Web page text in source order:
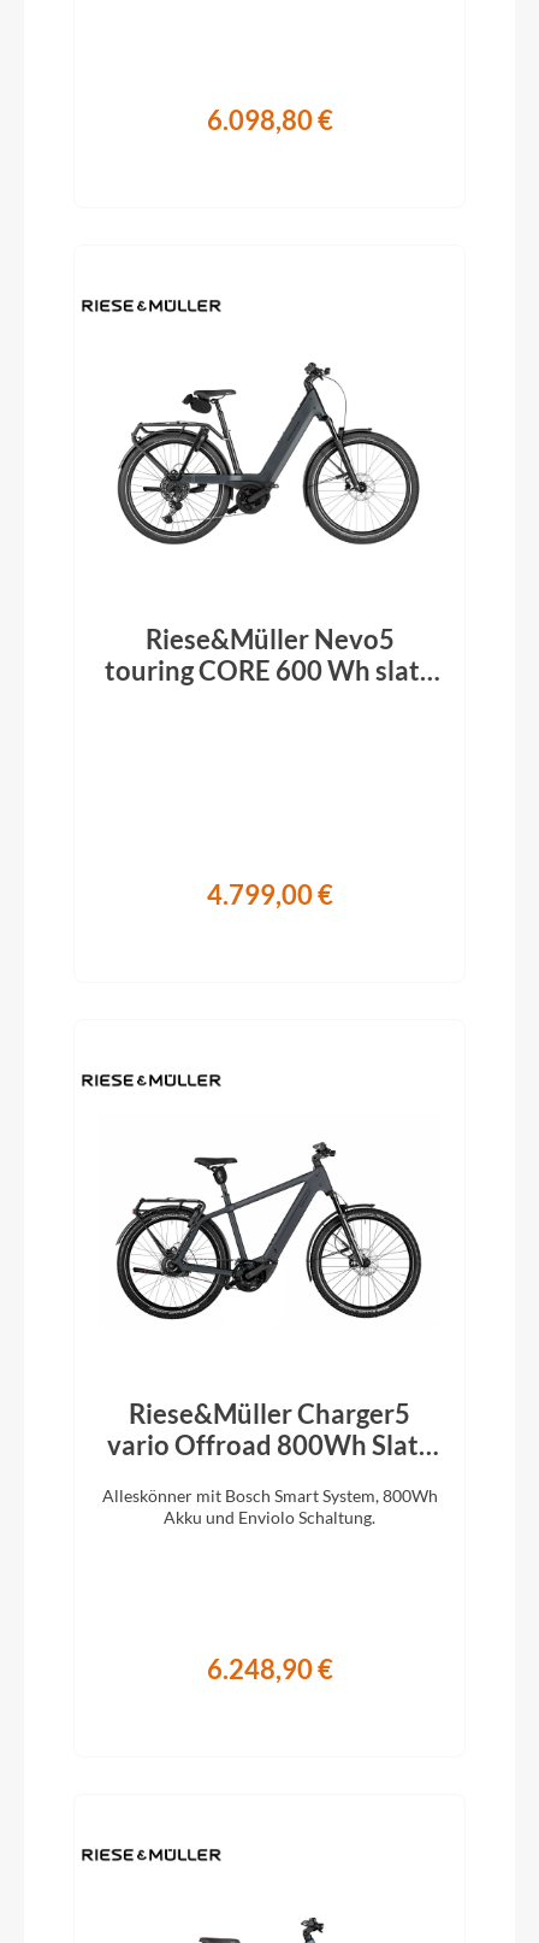
6.098,80 €
Riese&Müller Nevo5
touring CORE 600 Wh slate
4.799,00 €
Riese&Müller Charger5
vario Offroad 800Wh Slate
Alleskönner mit Bosch Smart System, 800Wh
Akku und Enviolo Schaltung.
6.248,90 €